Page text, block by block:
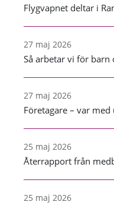
Flygvapnet deltar i
27 maj 2026
Så arbetar vi för barn
27 maj 2026
Företagare – var
25 maj 2026
Återrapport från
25 maj 2026